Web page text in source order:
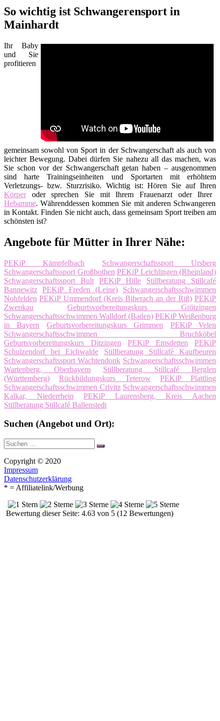
So wichtig ist Schwangerensport in
Mainhardt
Ihr Baby
und Sie
profitieren
gemeinsam sowohl von Sport in der Schwangerschaft als auch von
leichter Bewegung. Dabei dürfen Sie nahezu all das machen, was
Sie schon vor der Schwangerschaft getan haben – ausgenommen
sind harte Trainingseinheiten und Sportarten mit erhöhtem
Verletzungs- bzw. Sturzrisiko. Wichtig ist: Hören Sie auf Ihren
Körperoder sprechen Sie mit Ihrem Frauenarzt oder Ihrer
Hebamme. Währenddessen kommen Sie mit anderen Schwangeren
in Kontakt. Finden Sie nicht auch, dass gemeinsam Sport treiben am
schönsten ist?
Angebote für Mütter in Ihrer Nähe:
PEKiP Kämpfelbach
Schwangerschaftssport Ursberg
Schwangerschaftssport Großbothen PEKiP Leichlingen (Rheinland)
Schwangerschaftssport Bult
PEKiP Hille
Stillberatung Stillcafé
Bannewitz
PEKiP Freden (Leine)
Schwangerschaftsschwimmen
Nohfelden PEKiP Ummendorf (Kreis Biberach an der Riß) PEKiP
Zwenkau
Geburtsvorbereitungskurs Grötzingen
Schwangerschaftsschwimmen Walldorf (Baden) PEKiP Weißenburg
in Bayern
Geburtsvorbereitungskurs Grimmen
PEKiP Velen
Schwangerschaftsschwimmen Bruchköbel
Geburtsvorbereitungskurs Ditzingen
PEKiP Emsdetten
PEKiP
Schulzendorf bei Eichwalde
Stillberatung Stillcafé Kaufbeuren
Schwangerschaftssport Wachtendonk Schwangerschaftsschwimmen
Wartenberg, Oberbayern
Stillberatung Stillcafé Berglen
(Württemberg)
Rückbildungskurs Teterow
PEKiP Plattling
Schwangerschaftsschwimmen Crivitz Schwangerschaftsschwimmen
Kalkar, Niederrhein
PEKiP Laurensberg, Kreis Aachen
Stillberatung Stillcafé Ballenstedt
Suchen (Angebot und Ort):
Suche
nach:
Suchen
Copyright © 2020
Impressum
Datenschutzerklärung
* = Affiliatelink/Werbung
Bewertung dieser Seite: 4.63 von 5 (12 Bewertungen)